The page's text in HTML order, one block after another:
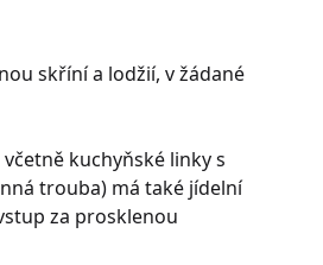
skříní a lodžií, v žádané
kuchyňské linky s
trouba) má také jídelní
za prosklenou